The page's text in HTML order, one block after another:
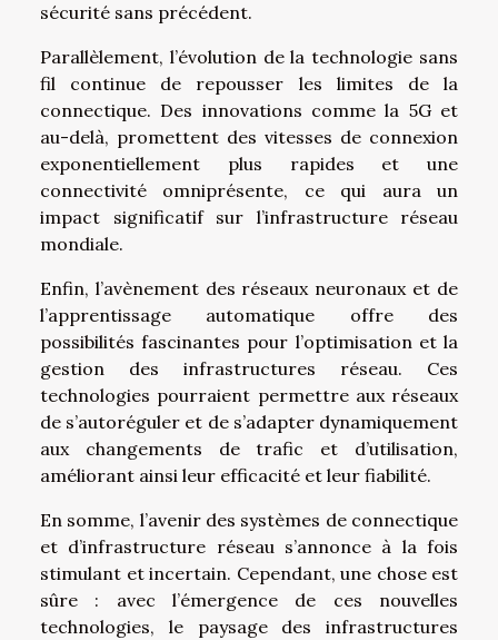
sécurité sans précédent.
Parallèlement, l’évolution de la technologie sans
fil continue de repousser les limites de la
connectique. Des innovations comme la 5G et
au-delà, promettent des vitesses de connexion
exponentiellement plus rapides et une
connectivité omniprésente, ce qui aura un
impact significatif sur l’infrastructure réseau
mondiale.
Enfin, l’avènement des réseaux neuronaux et de
l’apprentissage automatique offre des
possibilités fascinantes pour l’optimisation et la
gestion des infrastructures réseau. Ces
technologies pourraient permettre aux réseaux
de s’autoréguler et de s’adapter dynamiquement
aux changements de trafic et d’utilisation,
améliorant ainsi leur efficacité et leur fiabilité.
En somme, l’avenir des systèmes de connectique
et d’infrastructure réseau s’annonce à la fois
stimulant et incertain. Cependant, une chose est
sûre : avec l’émergence de ces nouvelles
technologies, le paysage des infrastructures